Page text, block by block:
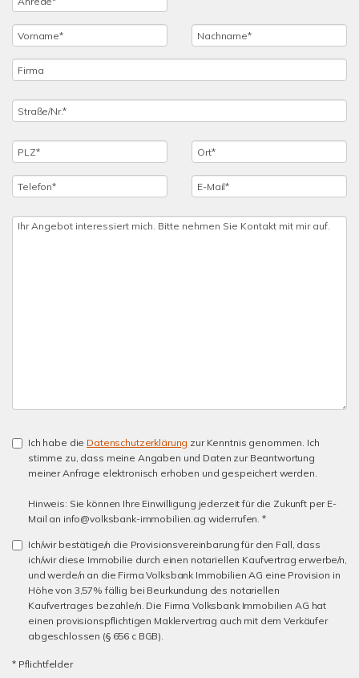
Ich habe die Datenschutzerklärung zur Kenntnis genommen. Ich
stimme zu, dass meine Angaben und Daten zur Beantwortung
meiner Anfrage elektronisch erhoben und gespeichert werden.
Hinweis: Sie können Ihre Einwilligung jederzeit für die Zukunft per E-
Mail an info@volksbank-immobilien.ag widerrufen. *
Ich/wir bestätige/n die Provisionsvereinbarung für den Fall, dass
ich/wir diese Immobilie durch einen notariellen Kaufvertrag erwerbe/n,
und werde/n an die Firma Volksbank Immobilien AG eine Provision in
Höhe von 3,57% fällig bei Beurkundung des notariellen
Kaufvertrages bezahle/n. Die Firma Volksbank Immobilien AG hat
einen provisionspflichtigen Maklervertrag auch mit dem Verkäufer
abgeschlossen (§ 656 c BGB).
* Pflichtfelder